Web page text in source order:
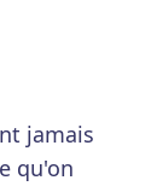
jamais
qu'on